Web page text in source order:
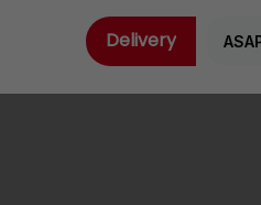
Delivery